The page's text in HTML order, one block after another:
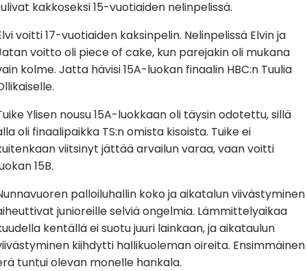
kakkoseksi 15-vuotiaiden nelinpelissä.
voitti 17-vuotiaiden kaksinpelin. Nelinpelissä Elvin ja
voitto oli piece of cake, kun parejakin oli mukana
kolme. Jatta hävisi 15A-luokan finaalin HBC:n Tuulia
Ylisen nousu 15A-luokkaan oli täysin odotettu, sillä
oli finaalipaikka TS:n omista kisoista. Tuike ei
viitsinyt jättää arvailun varaa, vaan voitti
15B.
palloiluhallin koko ja aikatalun viivästyminen
junioreille selviä ongelmia. Lämmittelyaikaa
kentällä ei suotu juuri lainkaan, ja aikataulun
kiihdytti hallikuoleman oireita. Ensimmäinen
tuntui olevan monelle hankala.